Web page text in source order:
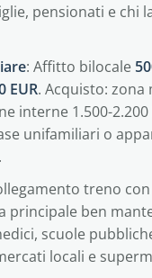
pensionati e chi
: Affitto bilocale
EUR. Acquisto: zona
interne 1.500-
unifamiliari o
treno
principale ben
scuole
locali e